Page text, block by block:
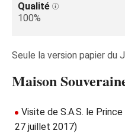
Qualité
100%
Seule la version papier du
Maison
Visite de S.A.S. le
27 juillet 2017)